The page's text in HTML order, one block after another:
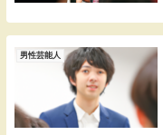
男性芸能人